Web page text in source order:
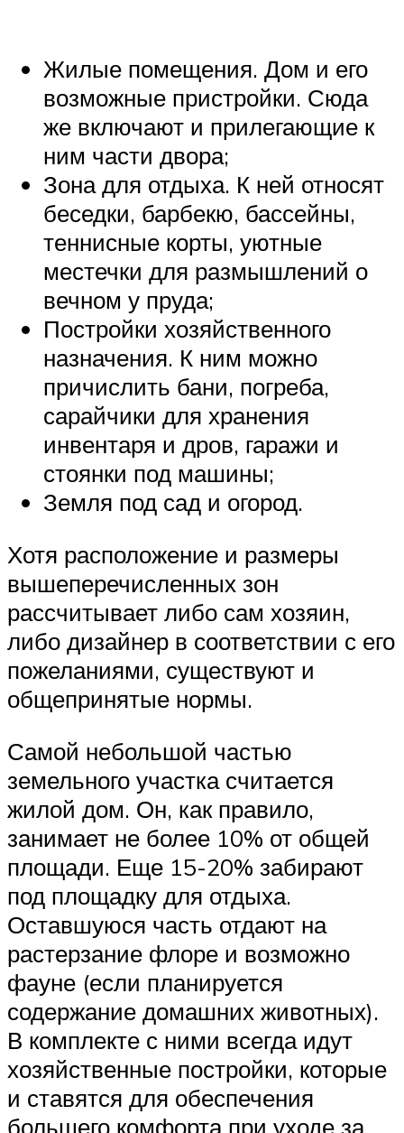
Жилые помещения. Дом и его
возможные пристройки. Сюда
же включают и прилегающие к
ним части двора;
Зона для отдыха. К ней относят
беседки, барбекю, бассейны,
теннисные корты, уютные
местечки для размышлений о
вечном у пруда;
Постройки хозяйственного
назначения. К ним можно
причислить бани, погреба,
сарайчики для хранения
инвентаря и дров, гаражи и
стоянки под машины;
Земля под сад и огород.
Хотя расположение и размеры
вышеперечисленных зон
рассчитывает либо сам хозяин,
либо дизайнер в соответствии с его
пожеланиями, существуют и
общепринятые нормы.
Самой небольшой частью
земельного участка считается
жилой дом. Он, как правило,
занимает не более 10% от общей
площади. Еще 15-20% забирают
под площадку для отдыха.
Оставшуюся часть отдают на
растерзание флоре и возможно
фауне (если планируется
содержание домашних животных).
В комплекте с ними всегда идут
хозяйственные постройки, которые
и ставятся для обеспечения
большего комфорта при уходе за